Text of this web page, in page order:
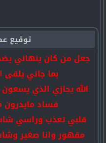
توقيع
جعل من كان ينهاني
بما جاني يلقى
الله يجازي الذي
فساد مايدرون
قلبي تعذب وراسي
مقهور وانا صغير